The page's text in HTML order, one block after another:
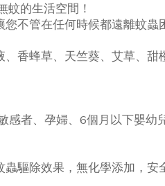
蚊的生活空間！
不管在任何時候都遠離蚊蟲
香蜂草、天竺葵、艾草、甜
者、孕婦、6個月以下嬰幼
驅除效果，無化學添加，